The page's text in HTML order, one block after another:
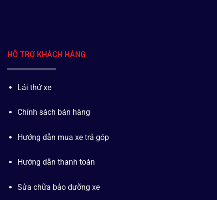
HỖ TRỢ KHÁCH HÀNG
Lái thử xe
Chính sách bán hàng
Hướng dẫn mua xe trả góp
Hướng dẫn thanh toán
Sửa chữa bảo dưỡng xe